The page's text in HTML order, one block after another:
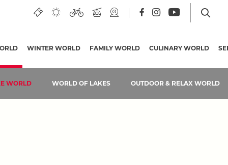
(PAGINA ATTUALE)
WORLD WORLD OF LAKES OUTDOOR & RELAX WORLD
WINTER WORLD FAMILY WORLD CULINARY WORLD